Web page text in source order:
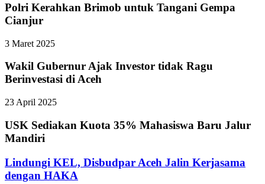
Polri Kerahkan Brimob untuk Tangani Gempa
Cianjur
3 Maret 2025
Wakil Gubernur Ajak Investor tidak Ragu
Berinvestasi di Aceh
23 April 2025
USK Sediakan Kuota 35% Mahasiswa Baru Jalur
Mandiri
Lindungi KEL, Disbudpar Aceh Jalin Kerjasama
dengan HAKA